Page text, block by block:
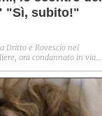
"Sì, subito!"
Dritto e Rovescio nel
ora condannato in via